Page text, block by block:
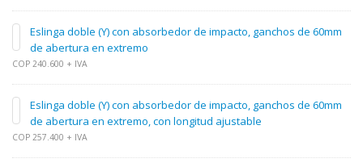
Eslinga doble (Y) con absorbedor de impacto, ganchos de 60mm
de abertura en extremo
COP 240.600 + IVA
Eslinga doble (Y) con absorbedor de impacto, ganchos de 60mm
de abertura en extremo, con longitud ajustable
COP 257.400 + IVA